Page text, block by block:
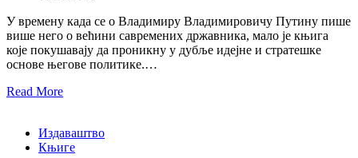
У времену када се о Владимиру Владимировичу Путину пише
више него о већини савремених државника, мало је књига
које покушавају да проникну у дубље идејне и стратешке
основе његове политике.…
Read More
Издаваштво
Књиге